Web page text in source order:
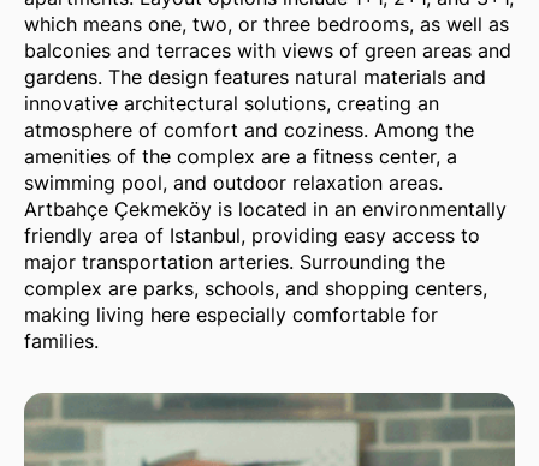
which means one, two, or three bedrooms, as well as
balconies and terraces with views of green areas and
gardens. The design features natural materials and
innovative architectural solutions, creating an
atmosphere of comfort and coziness. Among the
amenities of the complex are a fitness center, a
swimming pool, and outdoor relaxation areas.
Artbahçe Çekmeköy is located in an environmentally
friendly area of Istanbul, providing easy access to
major transportation arteries. Surrounding the
complex are parks, schools, and shopping centers,
making living here especially comfortable for
families.